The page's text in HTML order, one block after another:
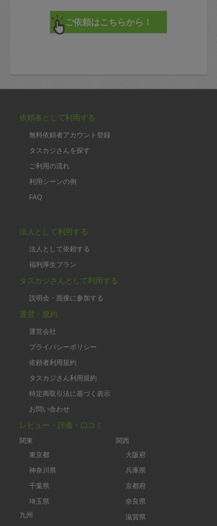
依頼者として利用する
無料依頼者アカウント登録
タスカジさんを探す
ご利用の流れ
利用シーンの例
FAQ
法人として利用する
法人として依頼する
福利厚生プラン
タスカジさんとして利用する
説明会・面接に参加する
運営・規約
運営会社
プライバシーポリシー
依頼者利用規約
タスカジさん利用規約
特定商取引法に基づく表示
お問い合わせ
レビュー・評価・口コミ
関東
東京都
神奈川県
千葉県
埼玉県
九州
関西
大阪府
兵庫県
京都府
奈良県
滋賀県